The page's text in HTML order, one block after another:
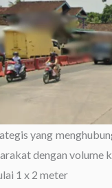
yang
dengan volume
1 x 2 meter